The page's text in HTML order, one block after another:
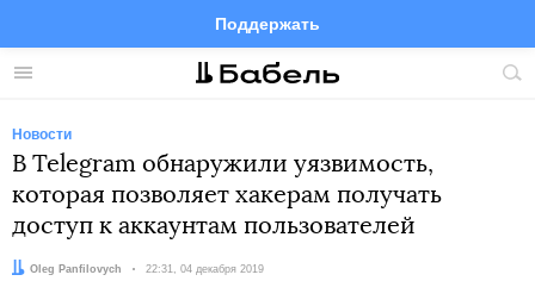
Меню
Поддержать
FacebookTelegramTwitter
Новости
В Telegram обнаружили уязвимость,
которая позволяет хакерам получать
доступ к аккаунтам пользователей
Автор:
Oleg Panfilovych Дата:
22:31, 04 декабря 2019